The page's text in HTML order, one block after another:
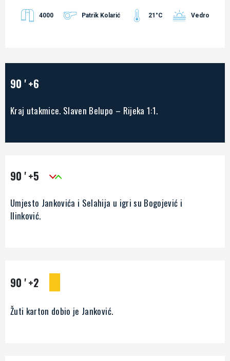
4000 Patrik Kolarić 21°C Vedro
90 '+6
Kraj utakmice. Slaven Belupo – Rijeka 1:1.
90 '+5
Umjesto Jankovića i Selahija u igri su Bogojević i
Ilinković.
90 '+2
Žuti karton dobio je Janković.